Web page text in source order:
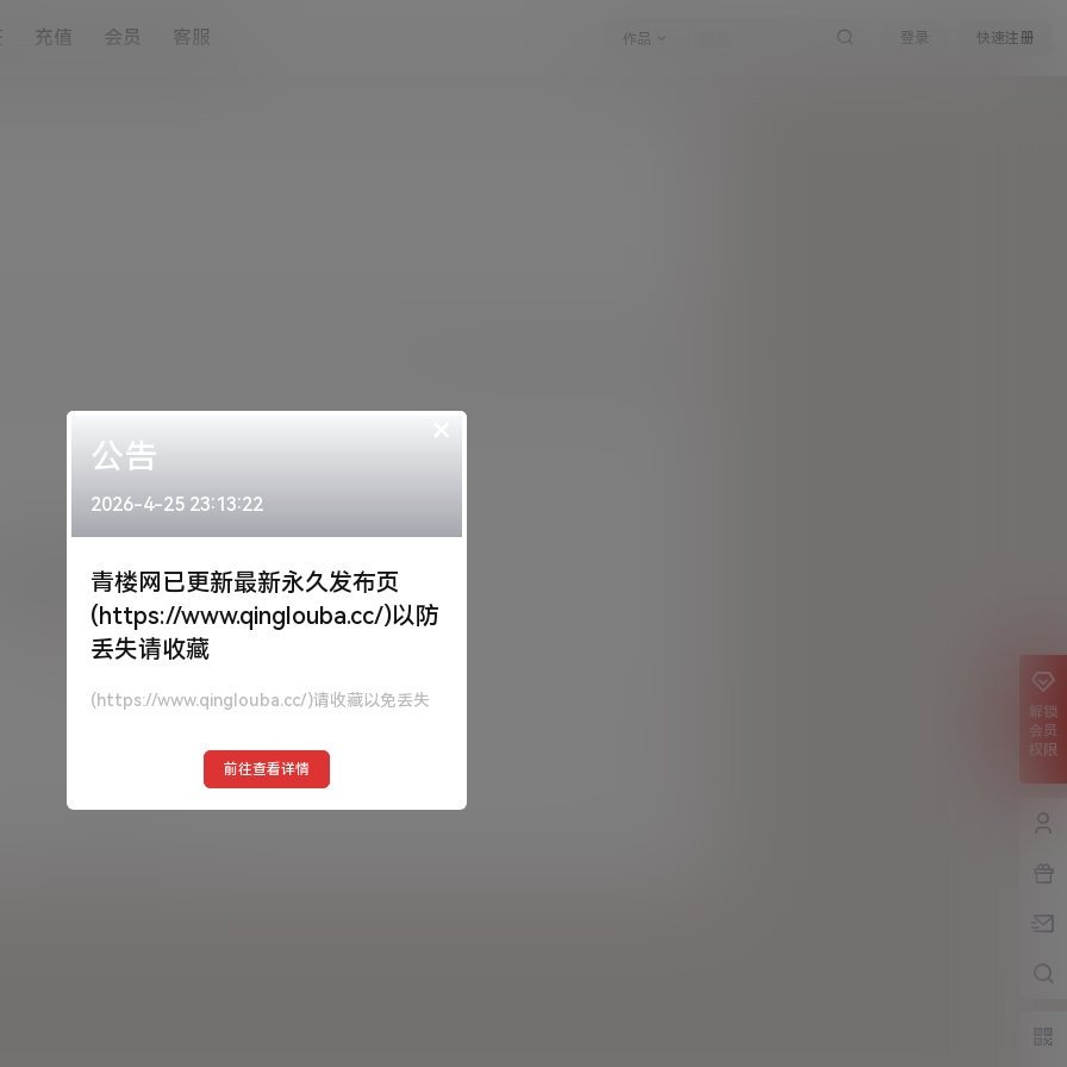
充值 会员 客服 作品 登录 快速注册
登录或注册以后才能发表评论
登录
×
公告
2026-4-25 23:13:22
青楼网已更新最新永久发布页
(https://www.qinglouba.cc/)以防
丢失请收藏
(https://www.qinglouba.cc/)请收藏以免丢失
前往查看详情
解锁
会员
权限